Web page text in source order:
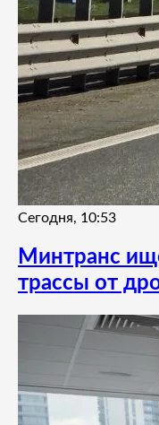
Сегодня, 10:53
Минтранс
трассы от